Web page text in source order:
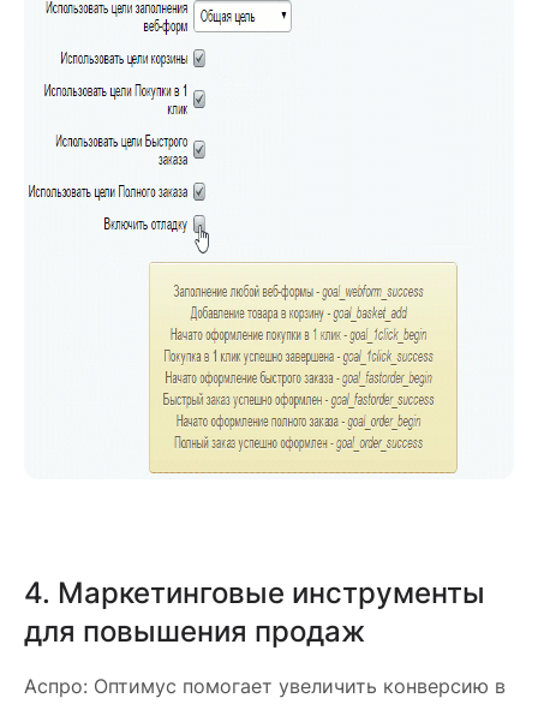
4. Маркетинговые инструменты
для повышения продаж
Аспро: Оптимус помогает увеличить конверсию в